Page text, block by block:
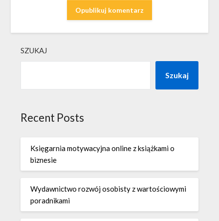
SZUKAJ
Szukaj
Recent Posts
Księgarnia motywacyjna online z książkami o
biznesie
Wydawnictwo rozwój osobisty z wartościowymi
poradnikami